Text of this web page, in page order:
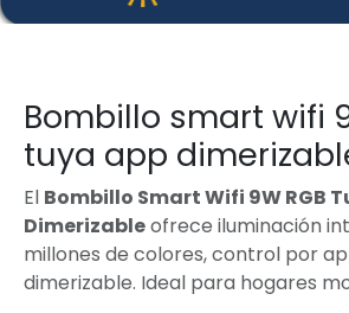
Bombillo smart wifi
tuya app
El Bombillo Smart Wifi 9W RGB
Dimerizableofrece iluminación
millones de colores, control por
dimerizable. Ideal para hogares